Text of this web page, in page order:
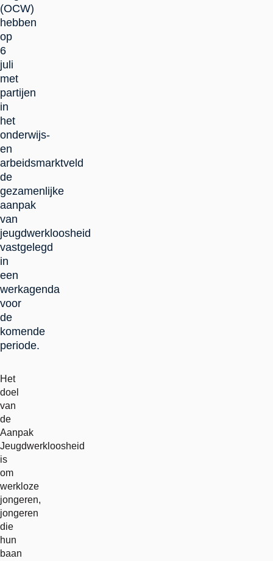
(OCW)
hebben
op
6
juli
met
partijen
in
het
onderwijs-
en
arbeidsmarktveld
de
gezamenlijke
aanpak
van
jeugdwerkloosheid
vastgelegd
in
een
werkagenda
voor
de
komende
periode.
Het
doel
van
de
Aanpak
Jeugdwerkloosheid
is
om
werkloze
jongeren,
jongeren
die
hun
baan